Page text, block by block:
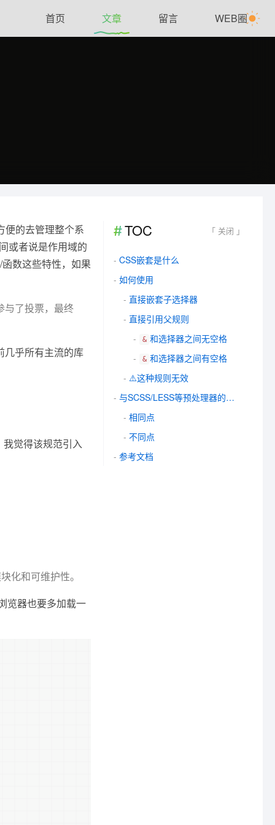
首页 文章 留言 WEB圈
便的去管理整个系
或者说是作用域的
数这些特性，如果
与了投票，最终
几乎所有主流的库
觉得该规范引入
化和可维护性。
览器也要多加载一
TOC 「 关闭 」
CSS嵌套是什么
如何使用
直接嵌套子选择器
直接引用父规则
& 和选择器之间无空格
& 和选择器之间有空格
⚠️这种规则无效
与SCSS/LESS等预处理器的异同
相同点
不同点
参考文档